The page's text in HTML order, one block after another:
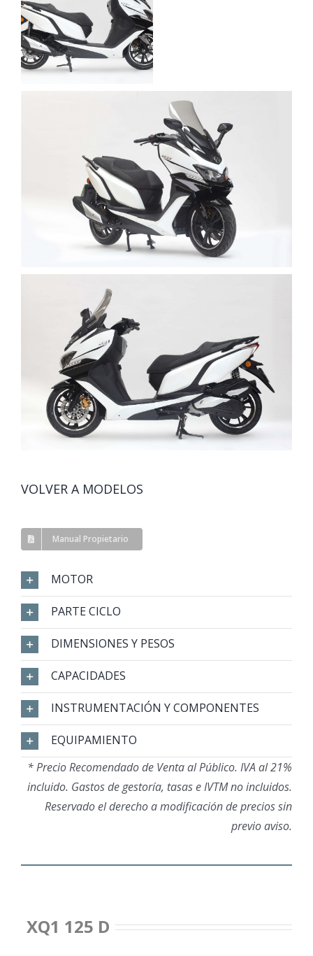
VOLVER A MODELOS
Manual Propietario
MOTOR
PARTE CICLO
DIMENSIONES Y PESOS
CAPACIDADES
INSTRUMENTACIÓN Y COMPONENTES
EQUIPAMIENTO
* Precio Recomendado de Venta al Público. IVA al 21%
incluido. Gastos de gestoría, tasas e IVTM no incluidos.
Reservado el derecho a modificación de precios sin
previo aviso.
XQ1 125 D